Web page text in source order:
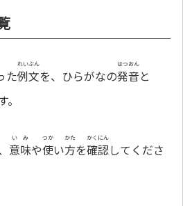
た例文
れいぶん
を、ひらがなの発音
はつおん
と
。
意味
いみ
や使
つか
い方
かた
を確認
かくにん
してくださ